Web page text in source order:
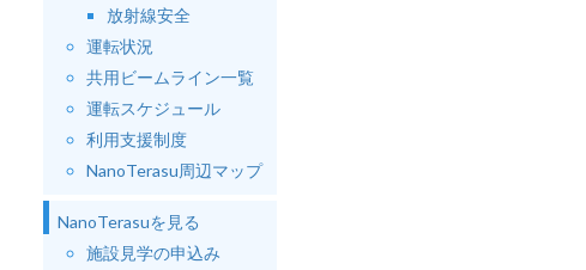
放射線安全
運転状況
共用ビームライン一覧
運転スケジュール
利用支援制度
NanoTerasu周辺マップ
NanoTerasuを見る
施設見学の申込み